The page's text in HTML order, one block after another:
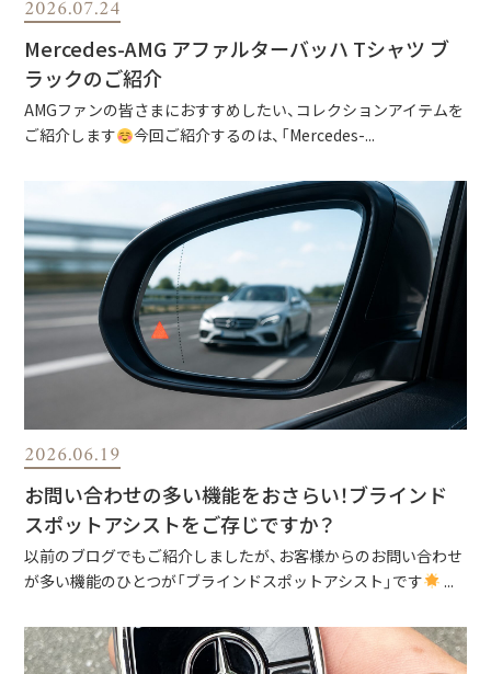
2026.07.24
Mercedes-AMG アファルターバッハ Tシャツ ブ
ラックのご紹介
AMGファンの皆さまにおすすめしたい、コレクションアイテムを
ご紹介します
今回ご紹介するのは、「Mercedes-...
2026.06.19
お問い合わせの多い機能をおさらい！ブラインド
スポットアシストをご存じですか？
以前のブログでもご紹介しましたが、お客様からのお問い合わせ
が多い機能のひとつが「ブラインドスポットアシスト」です
...